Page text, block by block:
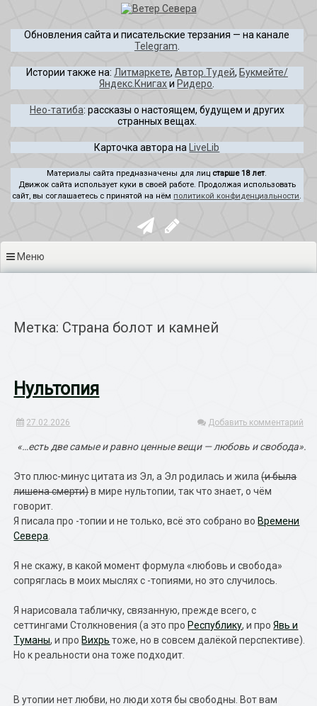
содержимому
Обновления сайта и писательские терзания — на канале
Telegram
Истории также на: Литмаркете, Автор.Тудей, Букмейте/
Яндекс.Книгахи Ридеро
Нео-татиба: рассказы о настоящем, будущем и других
странных вещах.
Карточка автора на LiveLib
Материалы сайта предназначены для лиц старше 18 лет.
Движок сайта использует куки в своей работе. Продолжая использовать
сайт, вы соглашаетесь с принятой на нём политикой конфиденциальности.
Меню
Метка: Страна болот и камней
Нультопия
27.02.2026 Добавить комментарий
«…есть две самые и равно ценные вещи — любовь и свобода».
Это плюс-минус цитата из Эл, а Эл родилась и жила(и была
лишена смерти)в мире нультопии, так что знает, о чём
говорит.
Я писала про -топии и не только, всё это собрано во Времени
Севера
Я не скажу, в какой момент формула «любовь и свобода»
сопряглась в моих мыслях с -топиями, но это случилось.
Я нарисовала табличку, связанную, прежде всего, с
сеттингами Столкновения (а это про Республику, и проЯвь и
Туманы, и про Вихрь тоже, но в совсем далёкой перспективе).
Но к реальности она тоже подходит.
В утопии нет любви, но люди хотя бы свободны. Вот вам